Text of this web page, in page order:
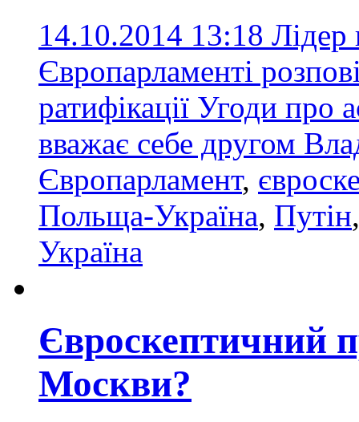
14.10.2014 13:18 Лідер
Європарламенті
ратифікації Угоди про
вважає себе другом
Європарламент,
Польща-Україна, Путін
Україна
Євроскептичний
Москви?